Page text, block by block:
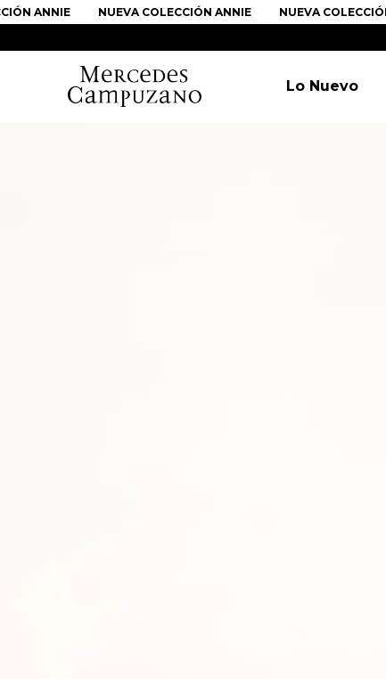
ANNIE NUEVA COLECCIÓN ANNIE NUEVA COLECCIÓN
Lo Nuevo